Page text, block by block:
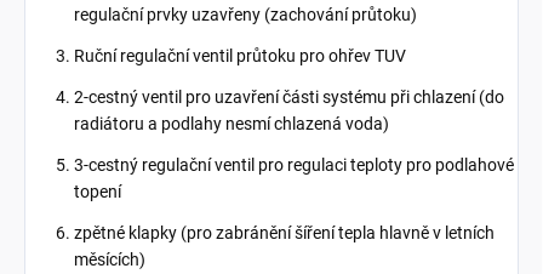
regulační prvky uzavřeny (zachování průtoku)
Ruční regulační ventil průtoku pro ohřev TUV
2-cestný ventil pro uzavření části systému při chlazení (do
radiátoru a podlahy nesmí chlazená voda)
3-cestný regulační ventil pro regulaci teploty pro podlahové
topení
zpětné klapky (pro zabránění šíření tepla hlavně v letních
měsících)